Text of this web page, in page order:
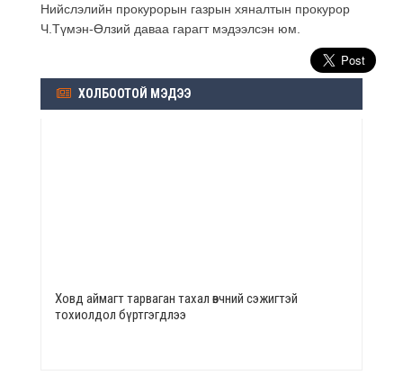
Нийслэлийн прокурорын газрын хяналтын прокурор
Ч.Түмэн-Өлзий даваа гарагт мэдээлсэн юм.
ХОЛБООТОЙ МЭДЭЭ
Ховд аймагт тарваган тахал өвчний сэжигтэй
тохиолдол бүртгэгдлээ